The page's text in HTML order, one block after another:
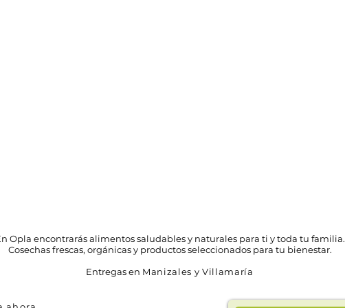
Opla encontrarás alimentos saludables y naturales para ti y toda tu familia.
Cosechas frescas, orgánicas y productos seleccionados para tu bienestar.
Entregas en Manizales y Villamaría